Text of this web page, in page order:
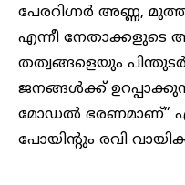
പേരറിഗ്നർ അണ്ണ,
എന്നീ
തത്വങ്ങളെയും
ജനങ്ങൾക്ക്
മോഡൽ ഭരണമാണ്”
പോയിന്റും രവി